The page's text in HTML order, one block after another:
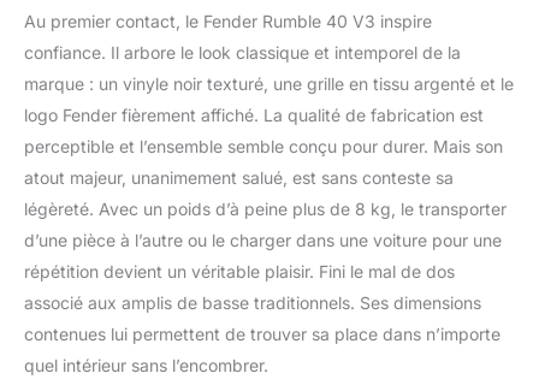
noir et argent Le
commutateur overdrive
offre un son granuleux
et agressif, le
amplis de sa catégorie
Le Rumble 40 est doté
d'un panneau de
commande monté sur
le dessus avec des
boutons de commande
« radio soft touch »
ivoire pour des
réglages faciles Vous
Au premier contact, le Fender Rumble 40 V3 inspire
confiance. Il arbore le look classique et intemporel de la
marque : un vinyle noir texturé, une grille en tissu argenté et le
logo Fender fièrement affiché. La qualité de fabrication est
perceptible et l’ensemble semble conçu pour durer. Mais son
atout majeur, unanimement salué, est sans conteste sa
légèreté. Avec un poids d’à peine plus de 8 kg, le transporter
d’une pièce à l’autre ou le charger dans une voiture pour une
répétition devient un véritable plaisir. Fini le mal de dos
associé aux amplis de basse traditionnels. Ses dimensions
contenues lui permettent de trouver sa place dans n’importe
quel intérieur sans l’encombrer.